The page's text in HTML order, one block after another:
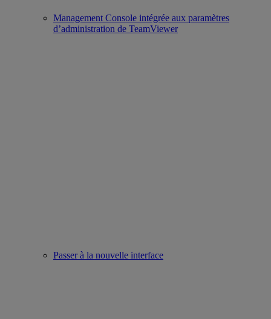
Management Console intégrée aux paramètres
d’administration de TeamViewer
Passer à la nouvelle interface